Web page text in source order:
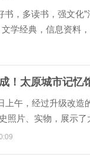
，多读书，强文
学经典，信息资料
！太原城市记忆
上午，经过升级改
照片、实物，展示